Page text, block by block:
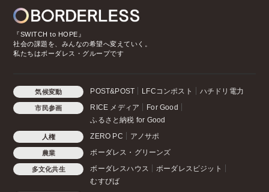
『SWITCH to HOPE』
社会の課題を、みんなの希望へ変えていく。
私たちはボーダレス・グループです
気候変動 POST&POST LFCコンポスト ハチドリ電力
市民参画 RICE メディア
For Good
ふるさと納税 for Good
人権 ZERO PC アノサポ
農業 ボーダレス・グリーンズ
多文化共生 ボーダレスハウス
ボーダレスビジット
むすびば